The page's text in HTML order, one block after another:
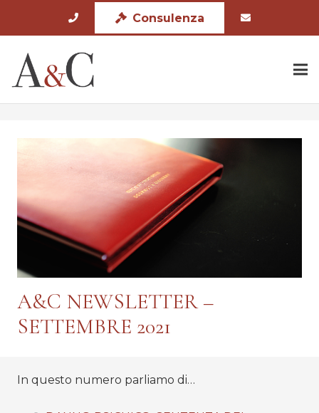
Consulenza
A&C NEWSLETTER –
SETTEMBRE 2021
In questo numero parliamo di…